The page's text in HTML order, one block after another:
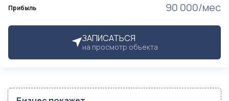
Прибыль 90 000/мес
ЗАПИСАТЬСЯ
на просмотр объекта